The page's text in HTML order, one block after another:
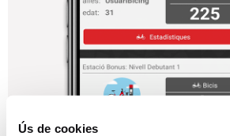
Ús de cookies